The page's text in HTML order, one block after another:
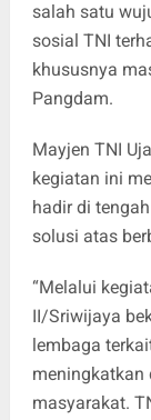
salah satu
sosial TNI
khususnya
Pangdam.
Mayjen TNI
kegiatan ini
hadir di
solusi atas
“Melalui
II/Sriwijaya
lembaga
meningkatkan
masyarakat.